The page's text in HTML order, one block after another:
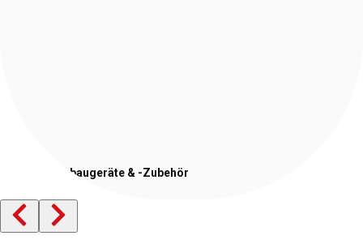
Stapler-Anbaugeräte & -Zubehör